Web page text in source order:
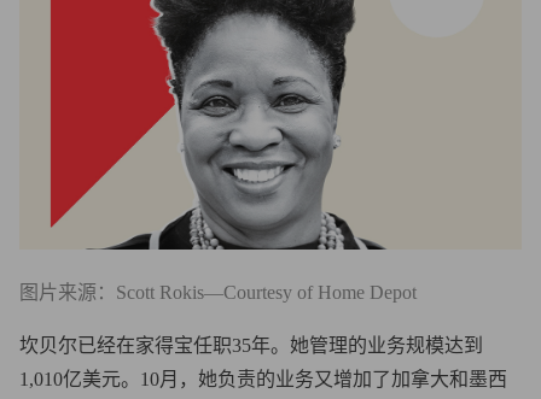
图片来源：Scott Rokis—Courtesy of Home Depot
坎贝尔已经在家得宝任职35年。她管理的业务规模达到
1,010亿美元。10月，她负责的业务又增加了加拿大和墨西